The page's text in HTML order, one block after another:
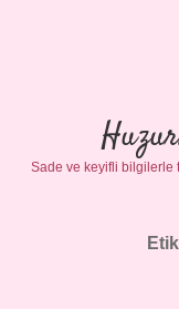
Sade ve keyifli bilgilerle